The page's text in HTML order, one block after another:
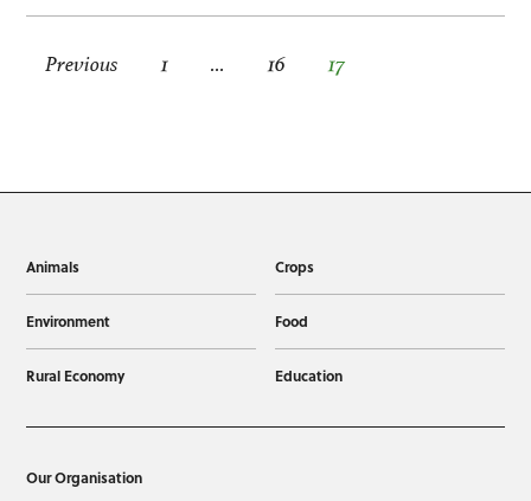
Posts pagination
Previous 1 … 16 17
Animals Crops
Environment Food
Rural Economy Education
Our Organisation